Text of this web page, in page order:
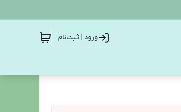
ورود | ثبت‌نام